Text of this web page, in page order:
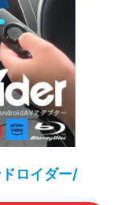
ロイダー/